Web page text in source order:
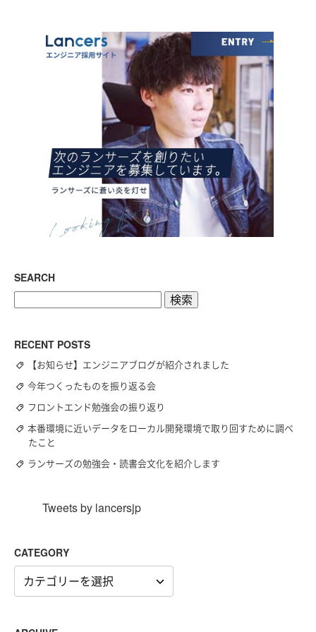
SEARCH
RECENT POSTS
【お知らせ】エンジニアブログが紹介されました
今年つくったものを振り返る会
フロントエンド勉強会の振り返り
本番環境に近いデータをローカル開発環境で取り回すために調べ
たこと
ランサーズの勉強会・読書会文化を紹介します
Tweets by lancersjp
CATEGORY
CATEGORY